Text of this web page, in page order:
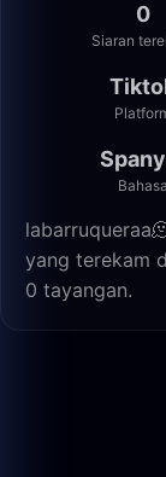
0
Siaran
Bahasa
yang terekam
0 tayangan.